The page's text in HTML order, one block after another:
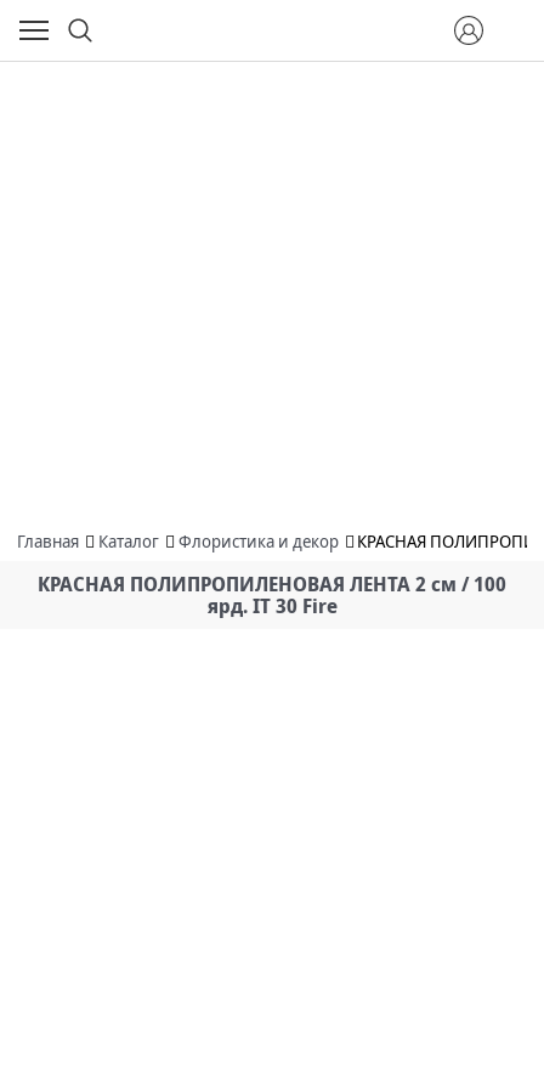
Главная Каталог Флористика и декор КРАСНАЯ
КРАСНАЯ ПОЛИПРОПИЛЕНОВАЯ ЛЕНТА 2 см / 100
ярд. IT 30 Fire